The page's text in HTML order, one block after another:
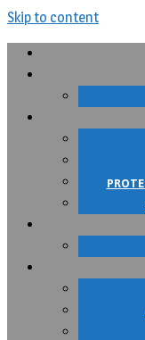
Skip to content